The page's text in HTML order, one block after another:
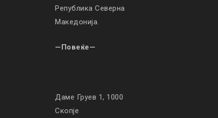
Република Северна
Македонија.
—Повеќе—
Даме Груев 1, 1000
Скопје